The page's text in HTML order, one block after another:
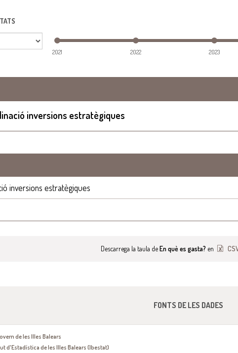
2021 2022 2023
inversions estratègiques
inversions estratègiques
Descarrega la taula deEn què es gasta? en
FONTS DE LES DADES
de les Illes Balears
d'Estadística de les Illes Balears (Ibestat)